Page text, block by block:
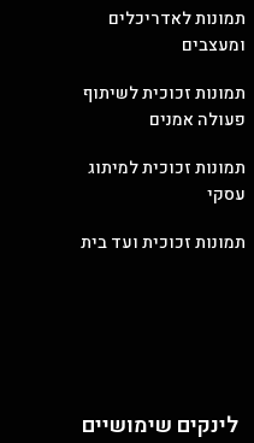
תמונות לאדריכלים
ומעצבים
תמונות זכוכית לשיתוף
פעולה אמנים
תמונות זכוכית למיתוג
עסקי
תמונות זכוכית ועד בית
לינקים שימושיים